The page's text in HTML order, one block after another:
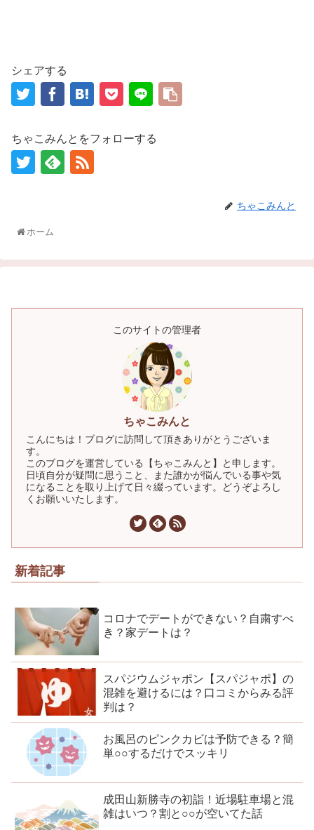
シェアする
ちゃこみんとをフォローする
ちゃこみんと
ホーム
このサイトの管理者
ちゃこみんと
こんにちは！ブログに訪問して頂きありがとうございま
す。
このブログを運営している【ちゃこみんと】と申します。
日頃自分が疑問に思うこと、また誰かが悩んでいる事や気
になることを取り上げて日々綴っています。どうぞよろし
くお願いいたします。
新着記事
コロナでデートができない？自粛すべ
き？家デートは？
スパジウムジャポン【スパジャポ】の
混雑を避けるには？口コミからみる評
判は？
お風呂のピンクカビは予防できる？簡
単○○するだけでスッキリ
成田山新勝寺の初詣！近場駐車場と混
雑はいつ？割と○○が空いてた話